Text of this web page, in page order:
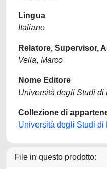
Lingua
Italiano
Relatore, Supervisor,
Vella, Marco
Nome Editore
Università degli Studi di
Collezione di
Università degli Studi di
File in questo prodotto: